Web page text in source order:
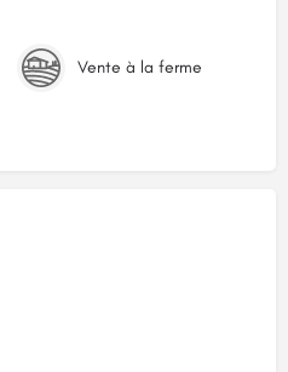
Vente à la ferme